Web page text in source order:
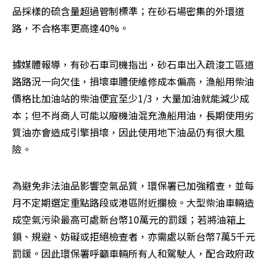
品採樣的硫含量超過管制標準；在砂石場密集的外環道
路，不合格率更高達40%。
據媒體報導，有砂石車司機指出，砂石車出入疏浚工區道
路路況一向欠佳，損壞車體使維修成本偏高，漁船用柴油
價格比加油站的柴油便宜至少1/3，大量加油就能減少成
本；但不肖商人可能以廢機油混充漁船用油，長期使用劣
質油亦會造成引擎損壞，因此使用地下油品仍有很大風
險。
為避免非法油品影響空氣品質，環保署已加強稽查，並每
月不定期選定重點路段或港區附近攔檢。大型柴油車輛造
成空氣污染最高可處新台幣10萬元的罰鍰；若將油箱上
鎖、規避、妨礙或拒絕檢查者，亦需處以新台幣7萬5千元
罰鍰。因此環保署呼籲車輛所有人和駕駛人，配合政府政